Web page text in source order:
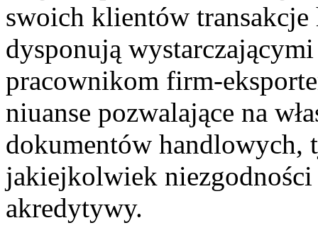
swoich klientów transakcje
dysponują
pracownikom firm-
niuanse pozwalające na
dokumentów handlowych,
jakiejkolwiek
akredytywy.